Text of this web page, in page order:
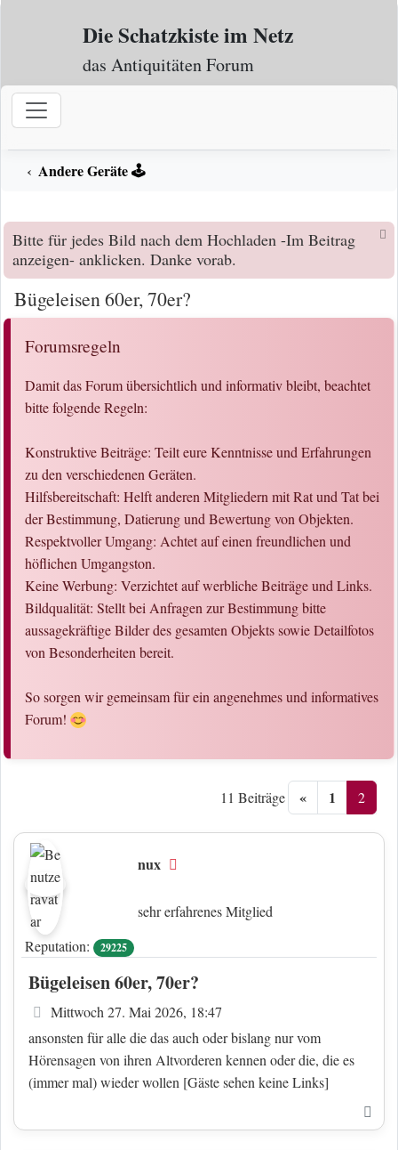
Zum Inhalt
Die Schatzkiste im Netz
das Antiquitäten Forum
Andere Geräte 🕹️
Bitte für jedes Bild nach dem Hochladen -Im Beitrag
anzeigen- anklicken. Danke vorab.
Bügeleisen 60er, 70er?
Forumsregeln
Damit das Forum übersichtlich und informativ bleibt, beachtet
bitte folgende Regeln:
Konstruktive Beiträge: Teilt eure Kenntnisse und Erfahrungen
zu den verschiedenen Geräten.
Hilfsbereitschaft: Helft anderen Mitgliedern mit Rat und Tat bei
der Bestimmung, Datierung und Bewertung von Objekten.
Respektvoller Umgang: Achtet auf einen freundlichen und
höflichen Umgangston.
Keine Werbung: Verzichtet auf werbliche Beiträge und Links.
Bildqualität: Stellt bei Anfragen zur Bestimmung bitte
aussagekräftige Bilder des gesamten Objekts sowie Detailfotos
von Besonderheiten bereit.
So sorgen wir gemeinsam für ein angenehmes und informatives
Forum!
11 Beiträge « 1 2
nux
sehr erfahrenes Mitglied
Reputation:
29225
Bügeleisen 60er, 70er?
Beitrag
Mittwoch 27. Mai 2026, 18:47
ansonsten für alle die das auch oder bislang nur vom
Hörensagen von ihren Altvorderen kennen oder die, die es
(immer mal) wieder wollen [Gäste sehen keine Links]